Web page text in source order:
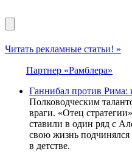
Читать рекламные статьи! »
Партнер «Рамблера»
Ганнибал против Рима:
Полководческим
враги. «Отец
ставили в один ряд с
свою жизнь
в детстве.